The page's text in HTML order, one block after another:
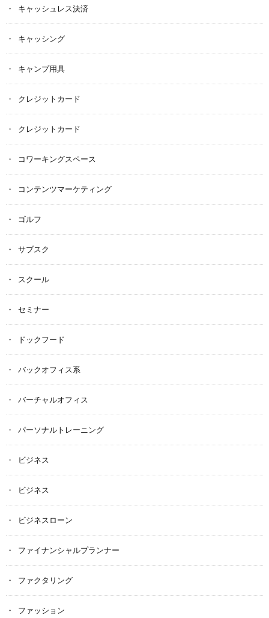
キャッシュレス決済
キャッシング
キャンプ用具
クレジットカード
クレジットカード
コワーキングスペース
コンテンツマーケティング
ゴルフ
サブスク
スクール
セミナー
ドックフード
バックオフィス系
バーチャルオフィス
パーソナルトレーニング
ビジネス
ビジネス
ビジネスローン
ファイナンシャルプランナー
ファクタリング
ファッション